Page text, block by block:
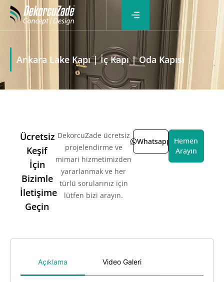
Ankara Lake Kapı | İç Kapı | Oda Kapısı
Ücretsiz
Keşif
İçin
Bizimle
İletişime
Geçin
DekorcuZade ücretsiz
projelendirme ve
mimari hizmetimizden
yararlanmak ve her
türlü sorularınız için
lütfen bizi arayın.
Whatsapp
Hemen
Arayın
Açıklama Video Galeri